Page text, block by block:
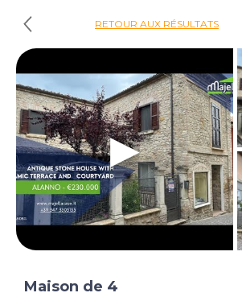
RETOUR AUX RÉSULTATS
Maison de 4